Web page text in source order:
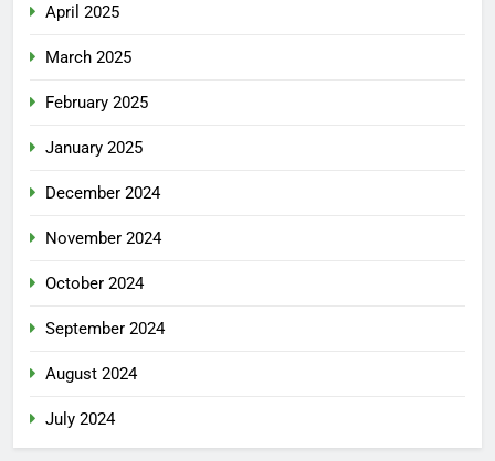
April 2025
March 2025
February 2025
January 2025
December 2024
November 2024
October 2024
September 2024
August 2024
July 2024